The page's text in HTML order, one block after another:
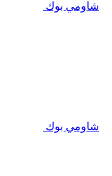
شاومي بوك
شاومي بوك